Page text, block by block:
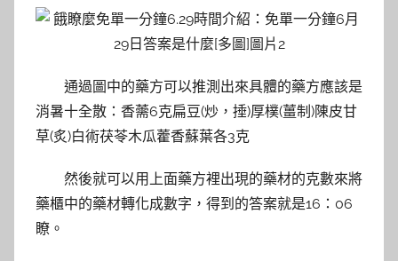
通過圖中的藥方可以推測出來具體的藥方應該是
消暑十全散：香薷6克扁豆(炒，捶)厚樸(薑制)陳皮甘
草(炙)白術茯苓木瓜藿香蘇葉各3克
然後就可以用上面藥方裡出現的藥材的克數來將
藥櫃中的藥材轉化成數字，得到的答案就是16：06
瞭。